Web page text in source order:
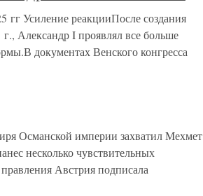
гг Усиление реакцииПосле создания
Александр I проявлял все больше
документах Венского конгресса
Османской империи захватил Мехмет
несколько чувствительных
Австрия подписала